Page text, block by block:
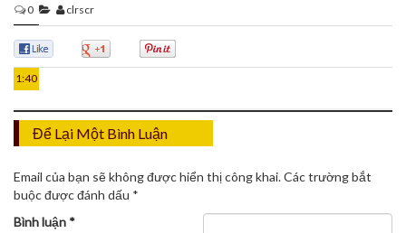
0
clrscr
TH5
1:40
Để Lại Một Bình Luận
Email của bạn sẽ không được hiển thị công khai.Các trường bắt
buộc được đánh dấu *
Bình luận *